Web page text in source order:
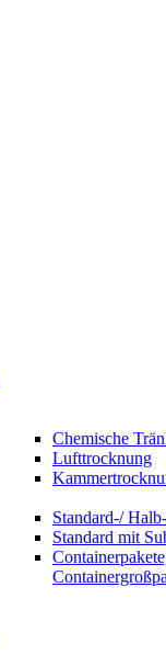
Chemische
Lufttrocknung
Standard-/
Standard mit